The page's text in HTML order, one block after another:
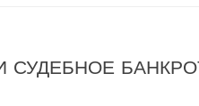
СУДЕБНОЕ